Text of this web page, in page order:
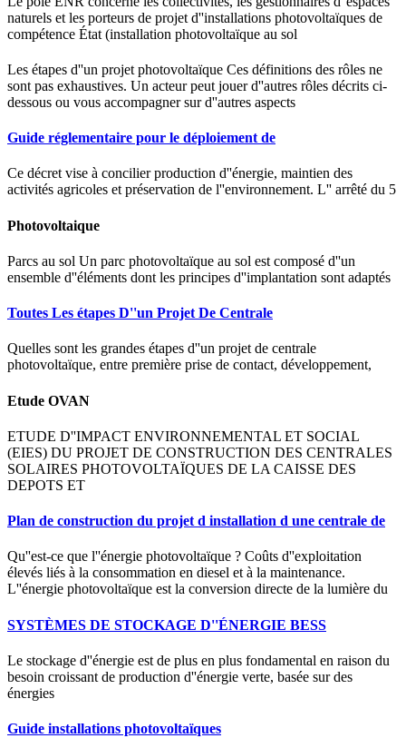
naturels et les porteurs de projet d''installations photovoltaïques de
compétence État (installation photovoltaïque au sol
Les étapes d''un projet photovoltaïque Ces définitions des rôles ne
sont pas exhaustives. Un acteur peut jouer d''autres rôles décrits ci-
dessous ou vous accompagner sur d''autres aspects
Guide réglementaire pour le déploiement de
Ce décret vise à concilier production d''énergie, maintien des
activités agricoles et préservation de l''environnement. L'' arrêté du 5
Photovoltaique
Parcs au sol Un parc photovoltaïque au sol est composé d''un
ensemble d''éléments dont les principes d''implantation sont adaptés
Toutes Les étapes D''un Projet De Centrale
Quelles sont les grandes étapes d''un projet de centrale
photovoltaïque, entre première prise de contact, développement,
Etude OVAN
ETUDE D''IMPACT ENVIRONNEMENTAL ET SOCIAL
(EIES) DU PROJET DE CONSTRUCTION DES CENTRALES
SOLAIRES PHOTOVOLTAÏQUES DE LA CAISSE DES
DEPOTS ET
Plan de construction du projet d installation d une centrale de
Qu''est-ce que l''énergie photovoltaïque ? Coûts d''exploitation
élevés liés à la consommation en diesel et à la maintenance.
L''énergie photovoltaïque est la conversion directe de la lumière du
SYSTÈMES DE STOCKAGE D''ÉNERGIE BESS
Le stockage d''énergie est de plus en plus fondamental en raison du
besoin croissant de production d''énergie verte, basée sur des
énergies
Guide installations photovoltaïques